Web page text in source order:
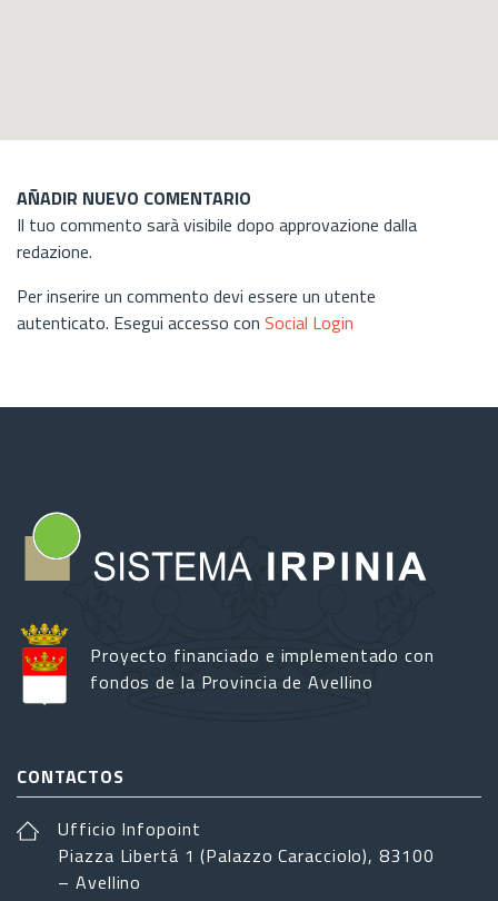
AÑADIR NUEVO COMENTARIO
Il tuo commento sarà visibile dopo approvazione dalla
redazione.
Per inserire un commento devi essere un utente
autenticato. Esegui accesso con Social Login
Proyecto financiado e implementado con
fondos de la Provincia de Avellino
CONTACTOS
Ufficio Infopoint
Piazza Libertá 1 (Palazzo Caracciolo), 83100
– Avellino